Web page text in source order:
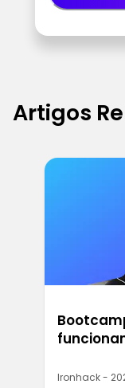
Artigos
Ironhack -